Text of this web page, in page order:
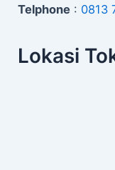
Telphone : 0813
Lokasi